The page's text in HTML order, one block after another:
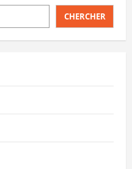
CHERCHER